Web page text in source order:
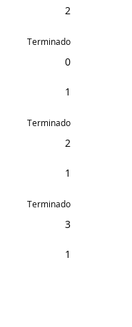
2
Terminado
0
1
Terminado
2
1
Terminado
3
1